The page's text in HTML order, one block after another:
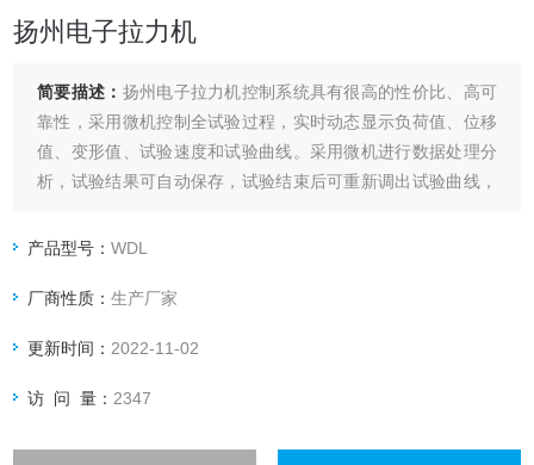
扬州电子拉力机
简要描述： 扬州电子拉力机控制系统具有很高的性价比、高可
靠性，采用微机控制全试验过程，实时动态显示负荷值、位移
值、变形值、试验速度和试验曲线。采用微机进行数据处理分
析，试验结果可自动保存，试验结束后可重新调出试验曲线，
软件，具有很强的数据和图形处理功能，可即时打印出完整的
全保护功能。?
产品型号：WDL
厂商性质：生产厂家
更新时间： 2022-11-02
访 问 量： 2347